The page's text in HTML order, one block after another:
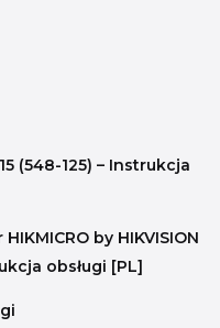
(548-125) – Instrukcja
by HIKVISION
obsługi [PL]